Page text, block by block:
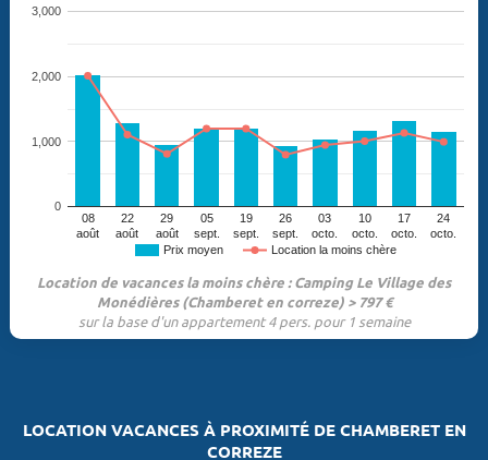
Prix moyen Location la moins chère
08
août
22
août
29
août
05
sept.
19
sept.
26
sept.
03
octo.
10
octo.
17
octo.
24
octo.
0
1,000
2,000
3,000
Location de vacances la moins chère : Camping Le Village des
Monédières (Chamberet en correze) > 797 €
sur la base d'un appartement 4 pers. pour 1 semaine
LOCATION VACANCES À PROXIMITÉ DE CHAMBERET EN
CORREZE